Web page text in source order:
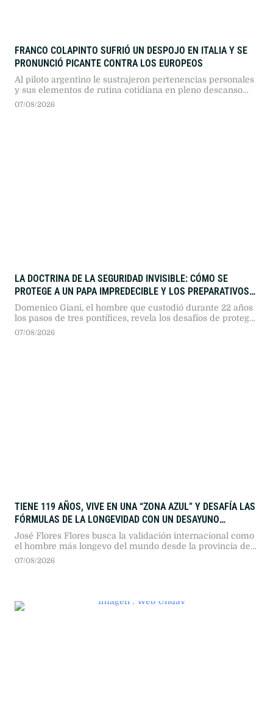
FRANCO COLAPINTO SUFRIÓ UN DESPOJO EN ITALIA Y SE
PRONUNCIÓ PICANTE CONTRA LOS EUROPEOS
Al piloto argentino le sustrajeron pertenencias personales
y sus elementos de rutina cotidiana en pleno descanso
veraniego. El hecho expone la vulnerabilidad de los
deportistas de elite en destinos turísticos del viejo
07/08/2026
LA DOCTRINA DE LA SEGURIDAD INVISIBLE: CÓMO SE
PROTEGE A UN PAPA IMPREDECIBLE Y LOS PREPARATIVOS
PARA LA LLEGADA DE LEÓN XIV
Domenico Giani, el hombre que custodió durante 22 años
los pasos de tres pontífices, revela los desafíos de proteger
a líderes que desafían los protocolos y detalla la compleja
ingeniería logística que se desplegará en la Argentina en
07/08/2026
TIENE 119 AÑOS, VIVE EN UNA “ZONA AZUL” Y DESAFÍA LAS
FÓRMULAS DE LA LONGEVIDAD CON UN DESAYUNO
TRADICIONAL
José Flores Flores busca la validación internacional como
el hombre más longevo del mundo desde la provincia de
Guanacaste, Costa Rica. Su rutina diaria, basada en
alimentos poco procesados, trabajo físico y una fuerte red
07/08/2026